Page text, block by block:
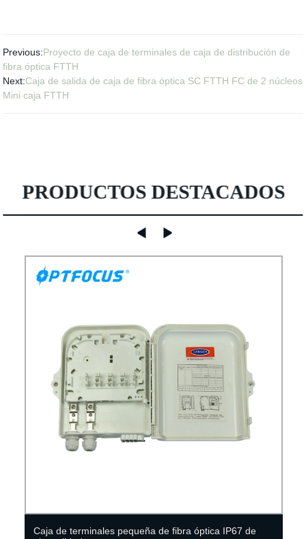
Previous:Proyecto de caja de terminales de caja de distribución de
fibra óptica FTTH
Next:Caja de salida de caja de fibra óptica SC FTTH FC de 2 núcleos
Mini caja FTTH
PRODUCTOS DESTACADOS
IP67 de
China ofrece caja de distribución de fibra